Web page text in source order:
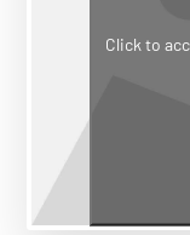
Click to